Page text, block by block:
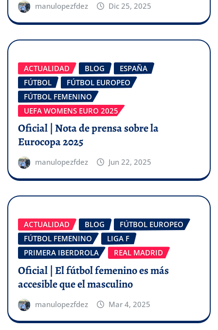
manulopezfdez Dic 25, 2025
ACTUALIDAD BLOG
ESPAÑA
FÚTBOL
FÚTBOL EUROPEO
FÚTBOL FEMENINO
UEFA WOMENS EURO 2025
Oficial | Nota de prensa sobre la
Eurocopa 2025
manulopezfdez Jun 22, 2025
ACTUALIDAD BLOG
FÚTBOL EUROPEO
FÚTBOL FEMENINO
LIGA F
PRIMERA IBERDROLA
REAL MADRID
Oficial | El fútbol femenino es más
accesible que el masculino
manulopezfdez Mar 4, 2025